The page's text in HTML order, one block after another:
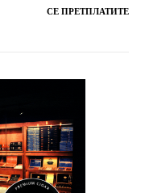
СЕ ПРЕТПЛАТИТЕ